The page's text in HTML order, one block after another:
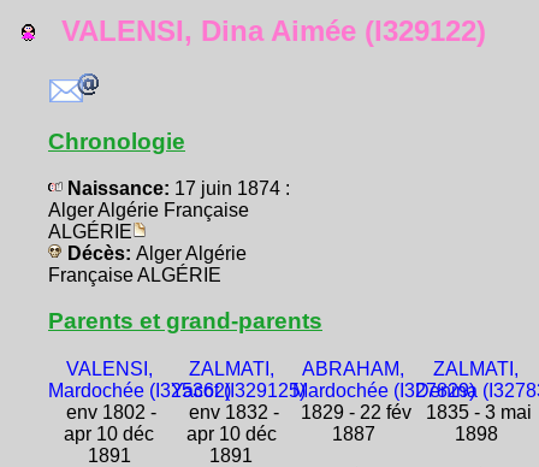
VALENSI, Dina Aimée (I329122)
Chronologie
Naissance: 17 juin 1874 :
Alger Algérie Française
ALGÉRIE
Décès: Alger Algérie
Française ALGÉRIE
Parents et grand-parents
VALENSI,
Mardochée (I325362)
env 1802 -
apr 10 déc
1891
ZALMATI,
Yacot (I329125)
env 1832 -
apr 10 déc
1891
ABRAHAM,
Mardochée (I327829)
1829 - 22 fév
1887
ZALMATI,
Denina
1835 - 3 mai
1898